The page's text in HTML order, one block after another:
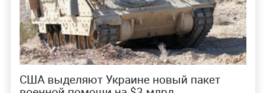
США выделяют Украине новый пакет